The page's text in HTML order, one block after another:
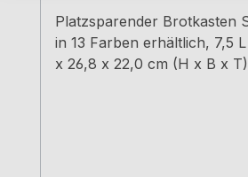
Platzsparender Brotkasten
in 13 Farben erhältlich, 7,5
x 26,8 x 22,0 cm (H x B x T)